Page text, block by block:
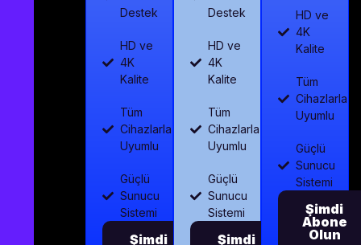
Destek
HD ve
4K
Kalite
Tüm
Cihazlarla
Uyumlu
Güçlü
Sunucu
Sistemi
Şimdi
Destek
HD ve
4K
Kalite
Tüm
Cihazlarla
Uyumlu
Güçlü
Sunucu
Sistemi
Şimdi
HD ve
4K
Kalite
Tüm
Cihazlarla
Uyumlu
Güçlü
Sunucu
Sistemi
Şimdi
Abone
Olun